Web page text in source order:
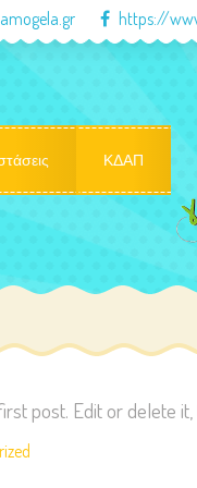
https://
ΚΔΑΠ
post. Edit or delete